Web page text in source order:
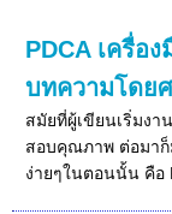
PDCA เครื่อ
บทความโดย
สมัยที่ผู้เขียนเริ่มง
สอบคุณภาพ ต่อมาก็
ง่ายๆในตอนนั้น คือ